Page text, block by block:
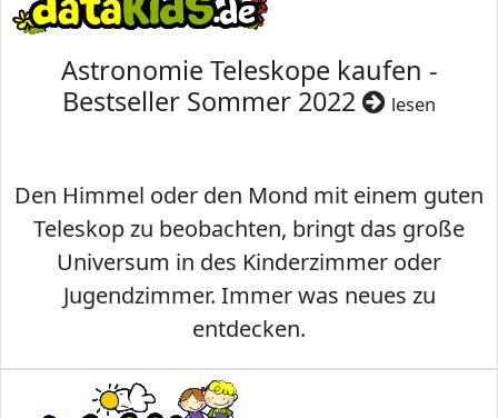
Astronomie Teleskope kaufen -
Bestseller Sommer 2022
lesen
Den Himmel oder den Mond mit einem guten
Teleskop zu beobachten, bringt das große
Universum in des Kinderzimmer oder
Jugendzimmer. Immer was neues zu
entdecken.